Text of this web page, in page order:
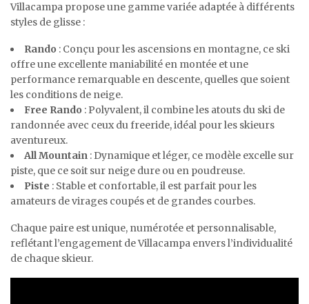
Villacampa propose une gamme variée adaptée à différents
styles de glisse :
Rando : Conçu pour les ascensions en montagne, ce ski
offre une excellente maniabilité en montée et une
performance remarquable en descente, quelles que soient
les conditions de neige.
Free Rando : Polyvalent, il combine les atouts du ski de
randonnée avec ceux du freeride, idéal pour les skieurs
aventureux.
All Mountain : Dynamique et léger, ce modèle excelle sur
piste, que ce soit sur neige dure ou en poudreuse.
Piste : Stable et confortable, il est parfait pour les
amateurs de virages coupés et de grandes courbes.
Chaque paire est unique, numérotée et personnalisable,
reflétant l’engagement de Villacampa envers l’individualité
de chaque skieur.